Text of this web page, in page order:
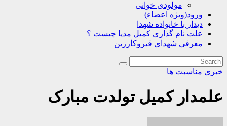
مولودی خوانی
ورود(ویژه اعضاء)
دیدار با خانواده شهدا
علت نام گذاری کمیل مدیا چیست ؟
معرفی شهدای قیروکارزین
خبری مناسبت ها
علمدار کمیل تولدت مبارک